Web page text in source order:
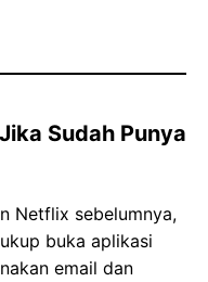
Sudah Punya
Netflix sebelumnya,
buka aplikasi
email dan